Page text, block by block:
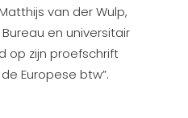
van der Wulp,
en universitair
op zijn proefschrift
Europese btw”.